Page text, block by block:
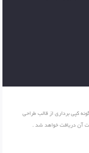
هرگونه کپی برداری از قالب طراحی
آن دریافت خواهد شد .